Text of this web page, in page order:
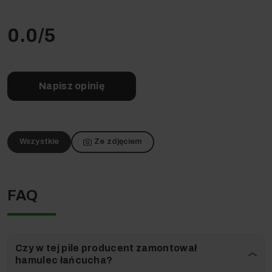
36cm, co wraz z dużą szybkością obrotową łańcucha
umożliwia swobodną pracę w przydomowym ogrodzie.
0.0/5
Napisz opinię
Wszystkie Ze zdjęciem
FAQ
Czy w tej pile producent zamontował
hamulec łańcucha?